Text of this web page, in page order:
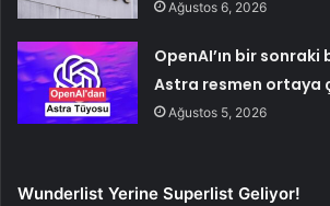
Ağustos 6, 2026
OpenAI’ın bir sonraki
Astra resmen ortaya
Ağustos 5, 2026
Wunderlist Yerine Superlist Geliyor!